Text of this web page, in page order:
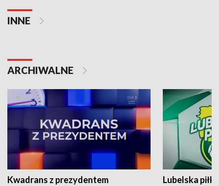
INNE
ARCHIWALNE
Kwadrans z prezydentem Lubelska piłka